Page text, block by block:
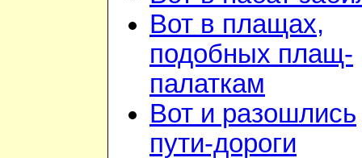
Вот в плащах,
подобных плащ-
палаткам
Вот и разошлись
пути-дороги